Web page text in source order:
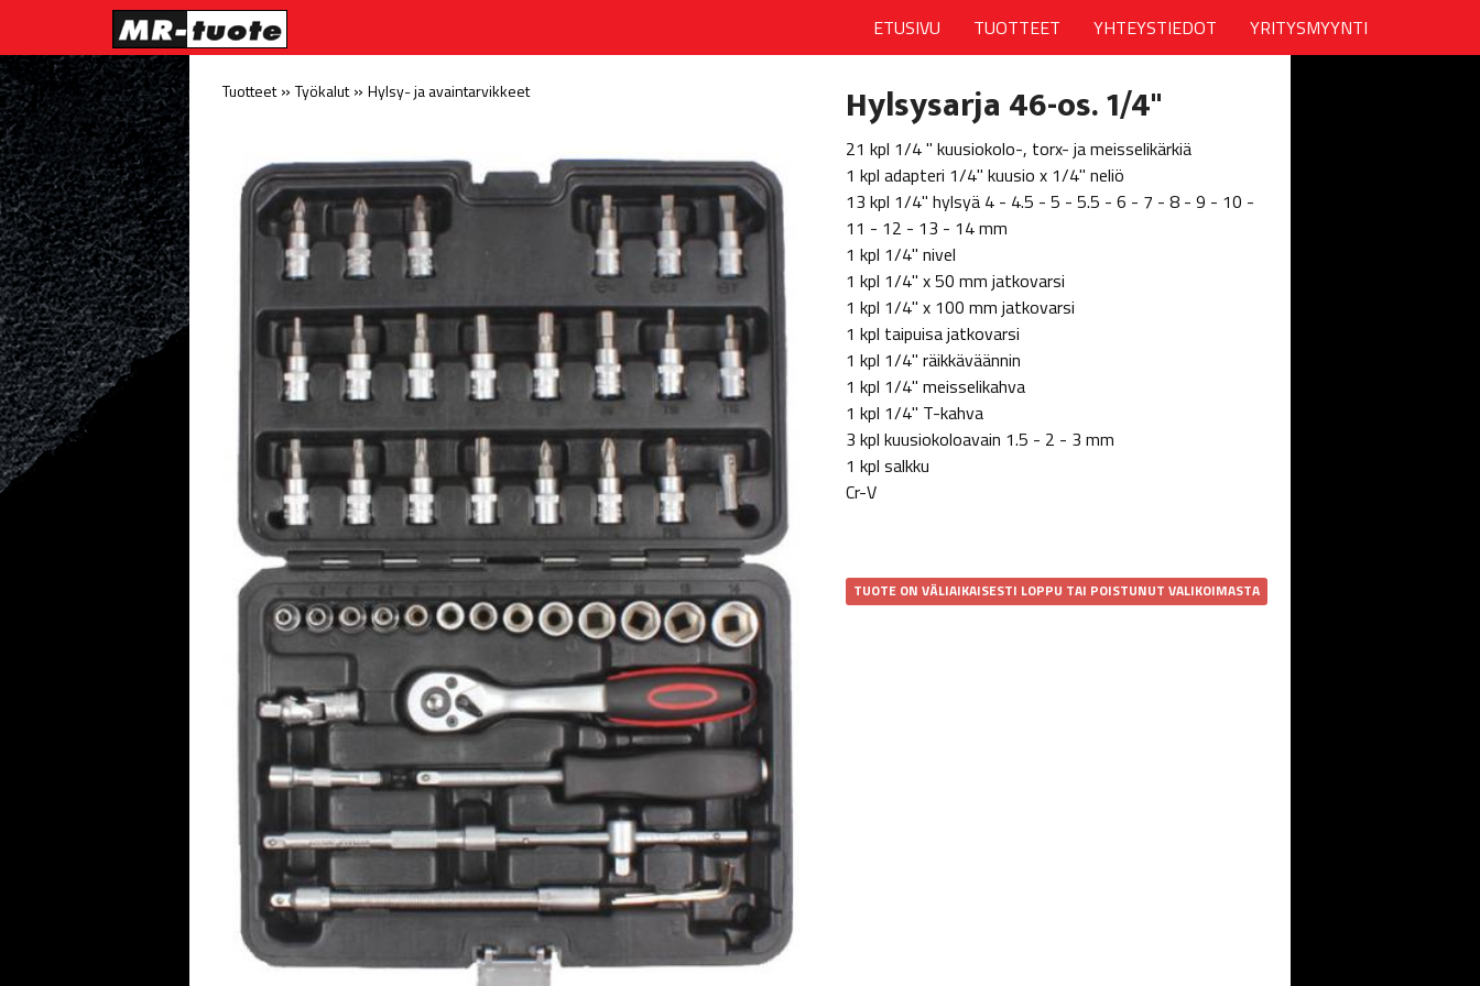
ETUSIVU TUOTTEET YHTEYSTIEDOT YRITYSMYYNTI
Tuotteet» Työkalut» Hylsy- ja avaintarvikkeet Hylsysarja 46-os. 1/4"
21 kpl 1/4 " kuusiokolo-, torx- ja meisselikärkiä
1 kpl adapteri 1/4" kuusio x 1/4" neliö
13 kpl 1/4" hylsyä 4 - 4.5 - 5 - 5.5 - 6 - 7 - 8 - 9 - 10 -
11 - 12 - 13 - 14 mm
1 kpl 1/4" nivel
1 kpl 1/4" x 50 mm jatkovarsi
1 kpl 1/4" x 100 mm jatkovarsi
1 kpl taipuisa jatkovarsi
1 kpl 1/4" räikkäväännin
1 kpl 1/4" meisselikahva
1 kpl 1/4" T-kahva
3 kpl kuusiokoloavain 1.5 - 2 - 3 mm
1 kpl salkku
Cr-V
TUOTE ON VÄLIAIKAISESTI LOPPU TAI POISTUNUT VALIKOIMASTA